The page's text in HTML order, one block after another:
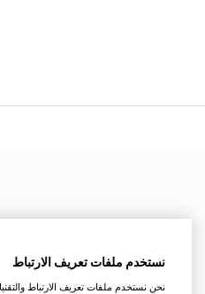
نستخدم ملفات تعريف الارتباط
نحن نستخدم ملفات تعريف الارتباط